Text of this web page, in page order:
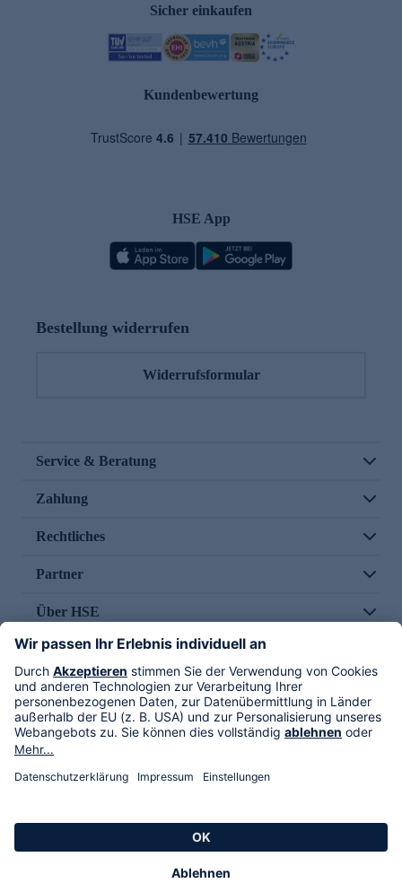
Sicher einkaufen
Kundenbewertung
HSE App
Bestellung widerrufen
Widerrufsformular
Service & Beratung
Zahlung
Rechtliches
Partner
Über HSE
Im TV
HSE International